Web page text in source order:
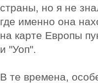
страны, но я не
где именно она
на карте Европы
и "Уоп".
В те времена,